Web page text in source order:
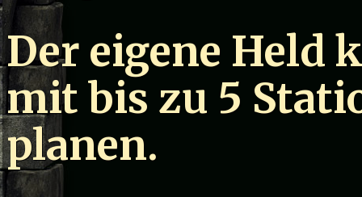
Der eigene Held
mit bis zu 5
planen.